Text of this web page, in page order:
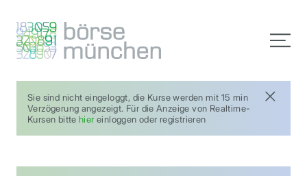
Sie sind nicht eingeloggt, die Kurse werden mit 15 min
Verzögerung angezeigt. Für die Anzeige von Realtime-
Kursen bittehier einloggen oder registrieren